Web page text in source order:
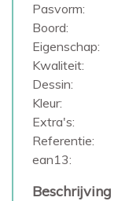
Pasvorm:
Boord:
Eigenschap:
Kwaliteit:
Dessin:
Kleur:
Extra's:
Referentie:
ean13:
Beschrijving